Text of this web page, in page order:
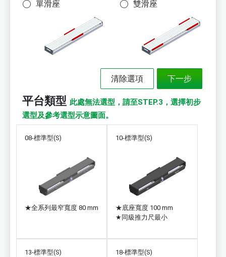
單滑座 雙滑座
平台類型 此處無法選型，請至STEP.3，選擇初步
選型及參考選型示意圖面。
08-標準型(S)
★全系列最窄寬度 80 mm
10-標準型(S)
★底座寬度 100 mm
★ 同級推力尺最小
13-標準型(S) 18-標準型(S)